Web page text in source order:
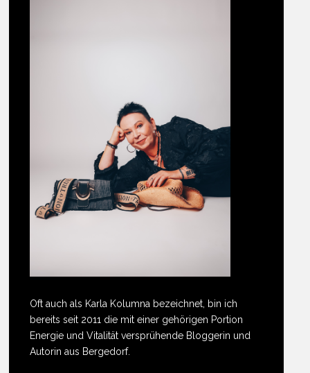
Oft auch als Karla Kolumna bezeichnet, bin ich
bereits seit 2011 die mit einer gehörigen Portion
Energie und Vitalität versprühende Bloggerin und
Autorin aus Bergedorf.